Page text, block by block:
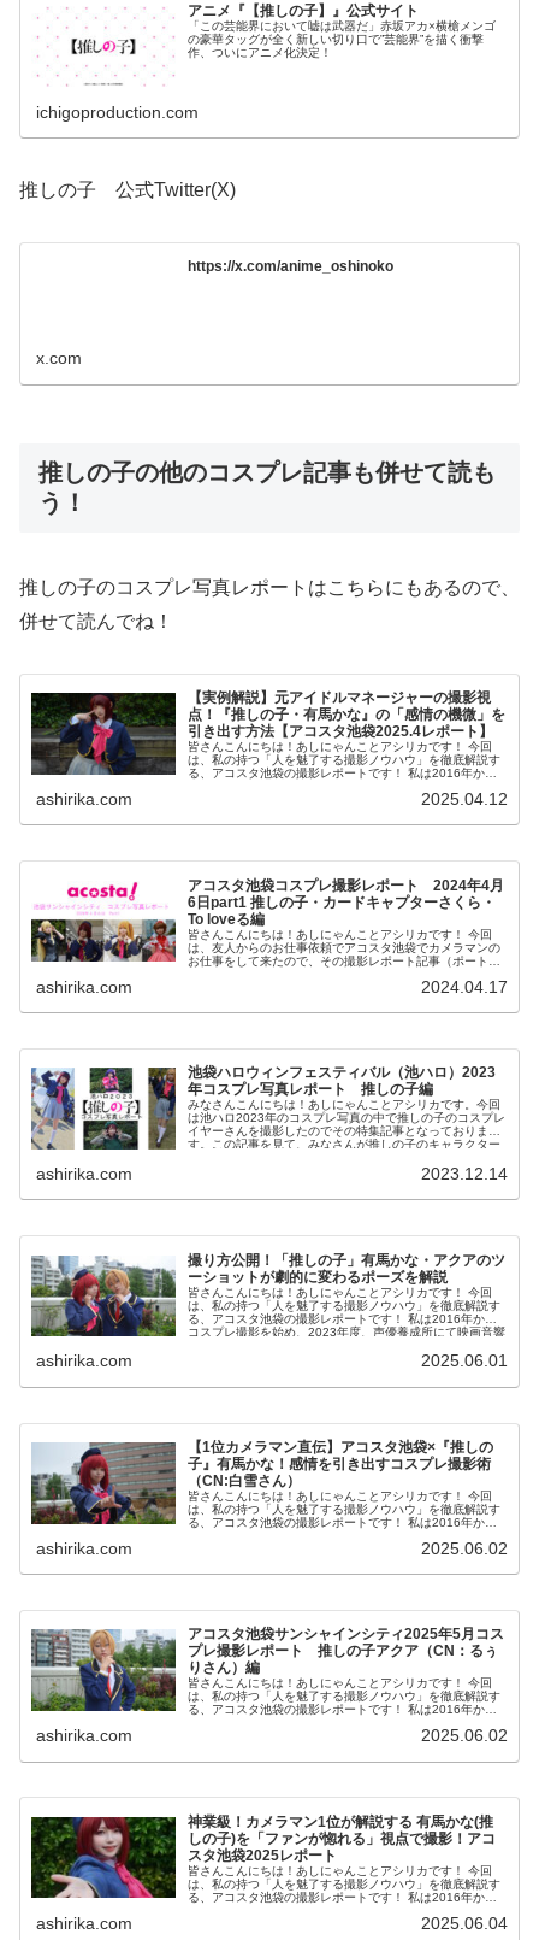
アニメ『【推しの子】』公式サイト
「この芸能界において嘘は武器だ」赤坂アカ×横槍メンゴ
の豪華タッグが全く新しい切り口で”芸能界”を描く衝撃
作、ついにアニメ化決定！
ichigoproduction.com
推しの子 公式Twitter(X)
https://x.com/anime_oshinoko
x.com
推しの子の他のコスプレ記事も併せて読も
う！
推しの子のコスプレ写真レポートはこちらにもあるので、
併せて読んでね！
【実例解説】元アイドルマネージャーの撮影視
点！『推しの子・有馬かな』の「感情の機微」を
引き出す方法【アコスタ池袋2025.4レポート】
皆さんこんにちは！あしにゃんことアシリカです！ 今回
は、私の持つ「人を魅了する撮影ノウハウ」を徹底解説す
る、アコスタ池袋の撮影レポートです！ 私は2016年から
ashirika.com 2025.04.12
アコスタ池袋コスプレ撮影レポート 2024年4月
6日part1 推しの子・カードキャプターさくら・
To loveる編
皆さんこんにちは！あしにゃんことアシリカです！ 今回
は、友人からのお仕事依頼でアコスタ池袋でカメラマンの
お仕事をして来たので、その撮影レポート記事（ポートフ
ashirika.com 2024.04.17
池袋ハロウィンフェスティバル（池ハロ）2023
年コスプレ写真レポート 推しの子編
みなさんこんにちは！あしにゃんことアシリカです。今回
は池ハロ2023年のコスプレ写真の中で推しの子のコスプレ
イヤーさんを撮影したのでその特集記事となっておりま
す。この記事を見て、みなさんが推しの子のキャラクター
ashirika.com 2023.12.14
撮り方公開！「推しの子」有馬かな・アクアのツ
ーショットが劇的に変わるポーズを解説
皆さんこんにちは！あしにゃんことアシリカです！ 今回
は、私の持つ「人を魅了する撮影ノウハウ」を徹底解説す
る、アコスタ池袋の撮影レポートです！ 私は2016年から
コスプレ撮影を始め、2023年度、声優養成所にて映画音響
ashirika.com 2025.06.01
【1位カメラマン直伝】アコスタ池袋×『推しの
子』有馬かな！感情を引き出すコスプレ撮影術
（CN:白雪さん）
皆さんこんにちは！あしにゃんことアシリカです！ 今回
は、私の持つ「人を魅了する撮影ノウハウ」を徹底解説す
る、アコスタ池袋の撮影レポートです！ 私は2016年から
ashirika.com 2025.06.02
アコスタ池袋サンシャインシティ2025年5月コス
プレ撮影レポート 推しの子アクア（CN：るぅ
りさん）編
皆さんこんにちは！あしにゃんことアシリカです！ 今回
は、私の持つ「人を魅了する撮影ノウハウ」を徹底解説す
る、アコスタ池袋の撮影レポートです！ 私は2016年から
ashirika.com 2025.06.02
神業級！カメラマン1位が解説する 有馬かな(推
しの子)を「ファンが惚れる」視点で撮影！アコ
スタ池袋2025レポート
皆さんこんにちは！あしにゃんことアシリカです！ 今回
は、私の持つ「人を魅了する撮影ノウハウ」を徹底解説す
る、アコスタ池袋の撮影レポートです！ 私は2016年から
ashirika.com 2025.06.04